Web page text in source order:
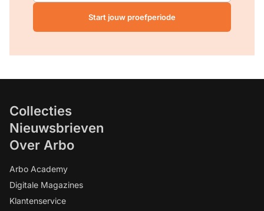
Start jouw proefperiode
Collecties
Nieuwsbrieven
Over Arbo
Arbo Academy
Digitale Magazines
Klantenservice